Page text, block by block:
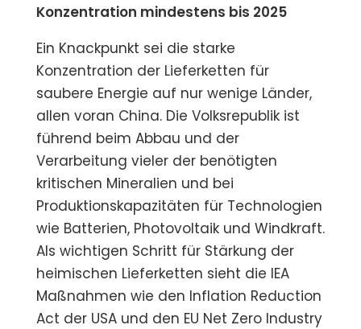
Konzentration mindestens bis 2025
Ein Knackpunkt sei die starke
Konzentration der Lieferketten für
saubere Energie auf nur wenige Länder,
allen voran China. Die Volksrepublik ist
führend beim Abbau und der
Verarbeitung vieler der benötigten
kritischen Mineralien und bei
Produktionskapazitäten für Technologien
wie Batterien, Photovoltaik und Windkraft.
Als wichtigen Schritt für Stärkung der
heimischen Lieferketten sieht die IEA
Maßnahmen wie den Inflation Reduction
Act der USA und den EU Net Zero Industry